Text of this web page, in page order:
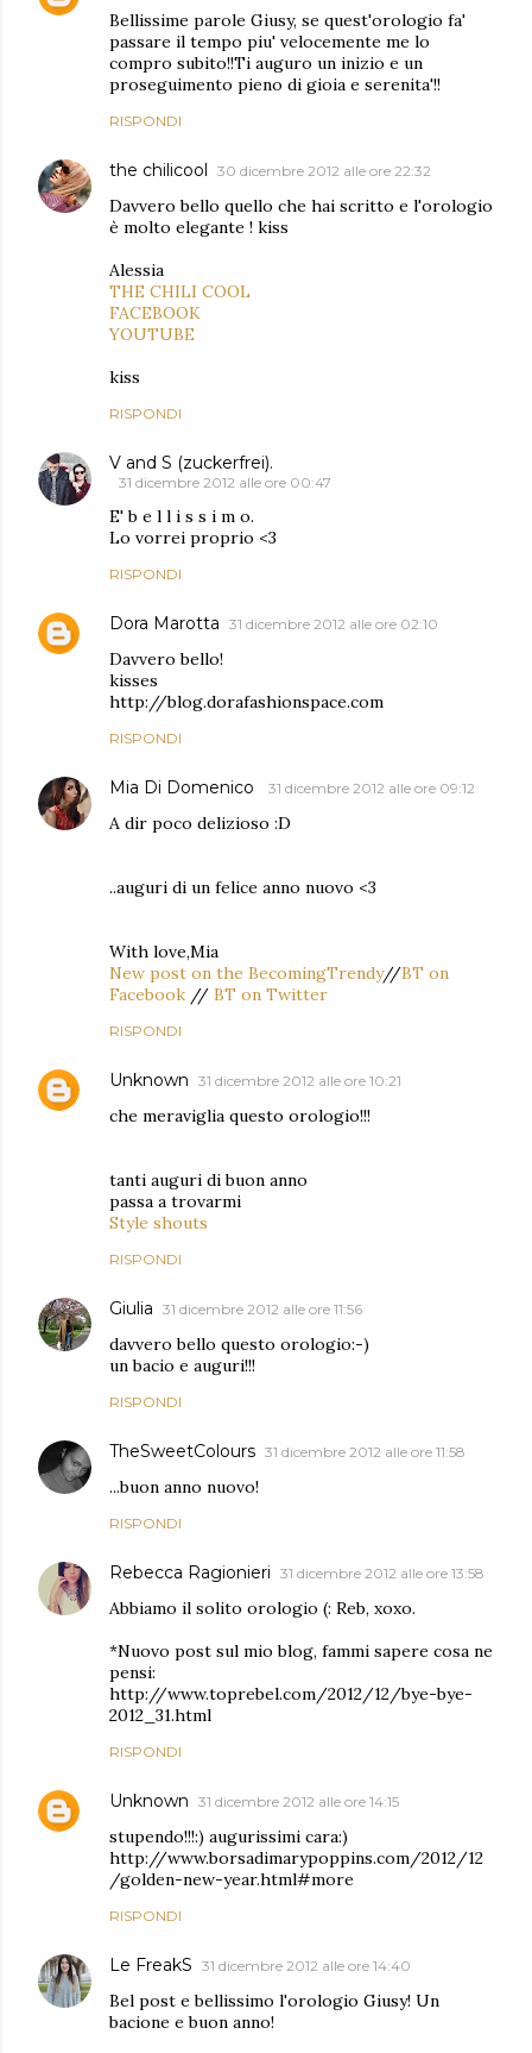
Bellissime parole Giusy, se quest'orologio fa'
passare il tempo piu' velocemente me lo
compro subito!!Ti auguro un inizio e un
proseguimento pieno di gioia e serenita'!!
RISPONDI
the chilicool 30 dicembre 2012 alle ore 22:32
Davvero bello quello che hai scritto e l'orologio
è molto elegante ! kiss
Alessia
THE CHILI COOL
FACEBOOK
YOUTUBE
kiss
RISPONDI
V and S (zuckerfrei).
31 dicembre 2012 alle ore 00:47
E' b e l l i s s i m o.
Lo vorrei proprio <3
RISPONDI
Dora Marotta 31 dicembre 2012 alle ore 02:10
Davvero bello!
kisses
http://blog.dorafashionspace.com
RISPONDI
Mia Di Domenico 31 dicembre 2012 alle ore 09:12
A dir poco delizioso :D
..auguri di un felice anno nuovo <3
With love,Mia
New post on the BecomingTrendy//BT on
Facebook // BT on Twitter
RISPONDI
Unknown 31 dicembre 2012 alle ore 10:21
che meraviglia questo orologio!!!
tanti auguri di buon anno
passa a trovarmi
Style shouts
RISPONDI
Giulia 31 dicembre 2012 alle ore 11:56
davvero bello questo orologio:-)
un bacio e auguri!!!
RISPONDI
TheSweetColours 31 dicembre 2012 alle ore 11:58
...buon anno nuovo!
RISPONDI
Rebecca Ragionieri 31 dicembre 2012 alle ore 13:58
Abbiamo il solito orologio (: Reb, xoxo.
*Nuovo post sul mio blog, fammi sapere cosa ne
pensi:
http://www.toprebel.com/2012/12/bye-bye-
2012_31.html
RISPONDI
Unknown 31 dicembre 2012 alle ore 14:15
stupendo!!!:) augurissimi cara:)
http://www.borsadimarypoppins.com/2012/12
/golden-new-year.html#more
RISPONDI
Le FreakS 31 dicembre 2012 alle ore 14:40
Bel post e bellissimo l'orologio Giusy! Un
bacione e buon anno!